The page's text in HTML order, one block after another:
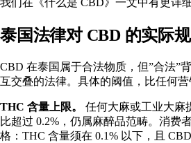
我们在 《什么是 CBD》 一文中有更详
泰国法律对 CBD 的实际
CBD 在泰国属于合法物质，但”合法”
互交叠的法律。具体的阈值，比任何营
THC 含量上限。
任何大麻或工业大麻
比超过 0.2%，仍属麻醉品范畴。消费
格：THC 含量须在 0.1% 以下，且